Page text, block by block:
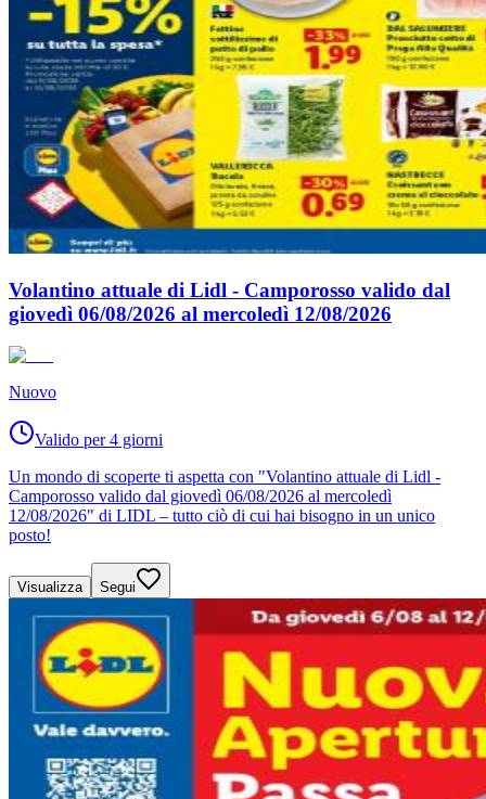
Volantino attuale di Lidl - Camporosso valido dal
giovedì 06/08/2026 al mercoledì 12/08/2026
Nuovo
Valido per 4 giorni
Un mondo di scoperte ti aspetta con "Volantino attuale di Lidl -
Camporosso valido dal giovedì 06/08/2026 al mercoledì
12/08/2026" di LIDL – tutto ciò di cui hai bisogno in un unico
posto!
Visualizza Segui